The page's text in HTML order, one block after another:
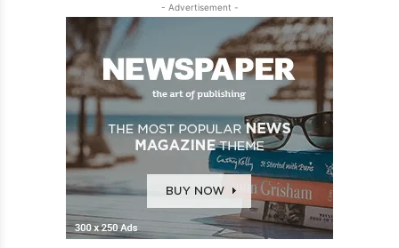
- Advertisement -